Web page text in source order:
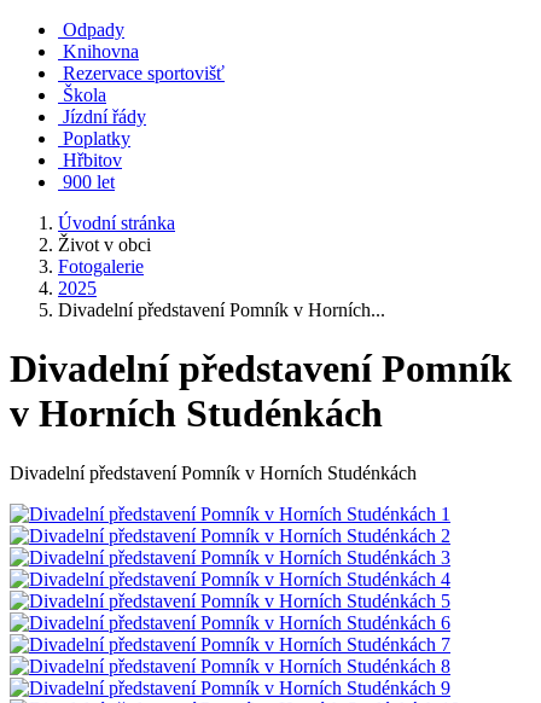
Odpady
Knihovna
Rezervace sportovišť
Škola
Jízdní řády
Poplatky
Hřbitov
900 let
Úvodní stránka
Život v obci
Fotogalerie
2025
Divadelní představení Pomník v Horních...
Divadelní představení Pomník
v Horních Studénkách
Divadelní představení Pomník v Horních Studénkách